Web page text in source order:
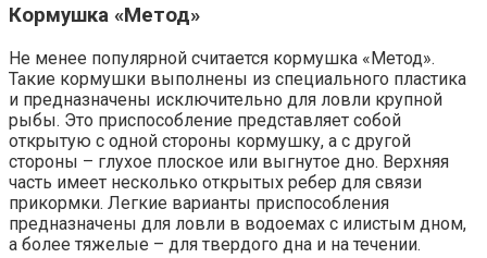
Кормушка «Метод»
Не менее популярной считается кормушка «Метод».
Такие кормушки выполнены из специального пластика
и предназначены исключительно для ловли крупной
рыбы. Это приспособление представляет собой
открытую с одной стороны кормушку, а с другой
стороны – глухое плоское или выгнутое дно. Верхняя
часть имеет несколько открытых ребер для связи
прикормки. Легкие варианты приспособления
предназначены для ловли в водоемах с илистым дном,
а более тяжелые – для твердого дна и на течении.